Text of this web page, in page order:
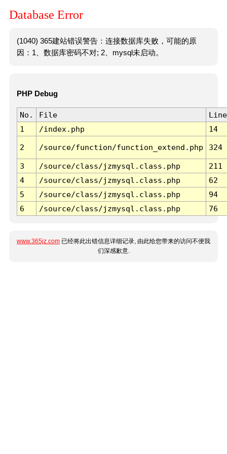
Database Error
(1040) 365建站错误警告：连接数据库失败，可能的原
因：1、数据库密码不对; 2、mysql未启动。
PHP Debug
No. File
Line
1
/index.php 14
2 /source/function/function_extend.php 324
3 /source/class/jzmysql.class.php
211
4
/source/class/jzmysql.class.php
62
5
/source/class/jzmysql.class.php
94
6
/source/class/jzmysql.class.php 76
www.365jz.com 已经将此出错信息详细记录, 由此给您带来的访问不便我
们深感歉意.